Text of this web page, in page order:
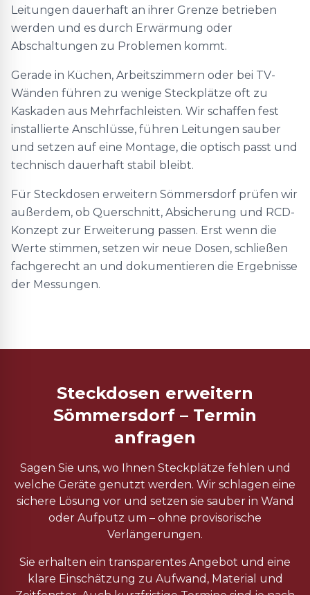
Leitungen dauerhaft an ihrer Grenze betrieben
werden und es durch Erwärmung oder
Abschaltungen zu Problemen kommt.
Gerade in Küchen, Arbeitszimmern oder bei TV-
Wänden führen zu wenige Steckplätze oft zu
Kaskaden aus Mehrfachleisten. Wir schaffen fest
installierte Anschlüsse, führen Leitungen sauber
und setzen auf eine Montage, die optisch passt und
technisch dauerhaft stabil bleibt.
Für Steckdosen erweitern Sömmersdorf prüfen wir
außerdem, ob Querschnitt, Absicherung und RCD-
Konzept zur Erweiterung passen. Erst wenn die
Werte stimmen, setzen wir neue Dosen, schließen
fachgerecht an und dokumentieren die Ergebnisse
der Messungen.
Steckdosen erweitern
Sömmersdorf – Termin
anfragen
Sagen Sie uns, wo Ihnen Steckplätze fehlen und
welche Geräte genutzt werden. Wir schlagen eine
sichere Lösung vor und setzen sie sauber in Wand
oder Aufputz um – ohne provisorische
Verlängerungen.
Sie erhalten ein transparentes Angebot und eine
klare Einschätzung zu Aufwand, Material und